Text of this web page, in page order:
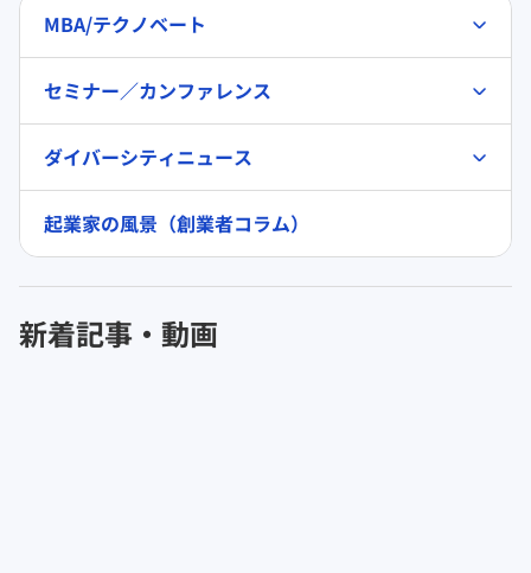
MBA/テクノベート
セミナー／カンファレンス
ダイバーシティニュース
起業家の風景（創業者コラム）
新着記事・動画